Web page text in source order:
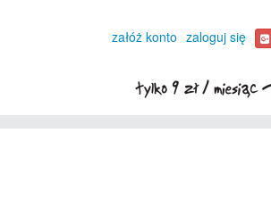
załóż konto zaloguj się